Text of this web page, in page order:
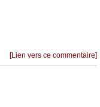
[Lien vers ce commentaire]